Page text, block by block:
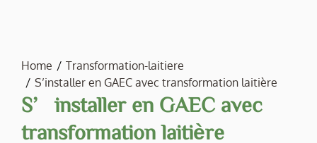
Home
Transformation-laitiere
S’installer en GAEC avec transformation laitière
S’installer en GAEC avec
transformation laitière